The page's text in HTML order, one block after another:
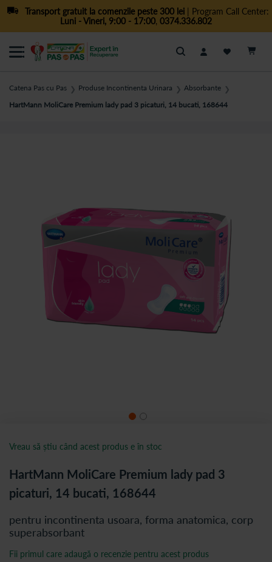
Transport gratuit la comenzile peste 300 lei| Program Call Center:
Luni - Vineri, 9:00 - 17:00, 0374.336.802
Cautare
Catena Pas cu Pas ❯ Produse Incontinenta Urinara ❯ Absorbante ❯
HartMann MoliCare Premium lady pad 3 picaturi, 14 bucati, 168644
HartMann MoliCare Premium lady pad 3
picaturi, 14 bucati, 168644
pentru incontinenta usoara, forma anatomica, corp
superabsorbant
Fii primul care adaugă o recenzie pentru acest produs
Vreau să știu când acest produs e în stoc